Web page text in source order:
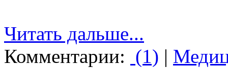
Читать дальше...
Комментарии: (1) |